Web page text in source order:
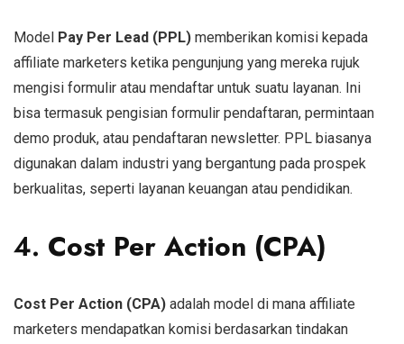
Model Pay Per Lead (PPL) memberikan komisi kepada
affiliate marketers ketika pengunjung yang mereka rujuk
mengisi formulir atau mendaftar untuk suatu layanan. Ini
bisa termasuk pengisian formulir pendaftaran, permintaan
demo produk, atau pendaftaran newsletter. PPL biasanya
digunakan dalam industri yang bergantung pada prospek
berkualitas, seperti layanan keuangan atau pendidikan.
4. Cost Per Action (CPA)
Cost Per Action (CPA) adalah model di mana affiliate
marketers mendapatkan komisi berdasarkan tindakan